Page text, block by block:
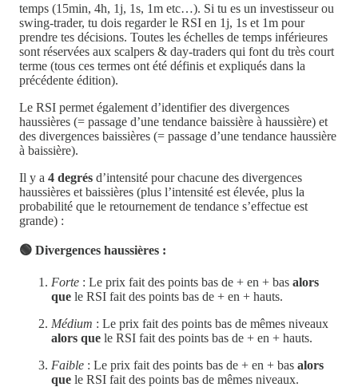
temps (15min, 4h, 1j, 1s, 1m etc…). Si tu es un investisseur ou
swing-trader, tu dois regarder le RSI en 1j, 1s et 1m pour
prendre tes décisions. Toutes les échelles de temps inférieures
sont réservées aux scalpers & day-traders qui font du très court
terme (tous ces termes ont été définis et expliqués dans la
précédente édition).
Le RSI permet également d’identifier des divergences
haussières (= passage d’une tendance baissière à haussière) et
des divergences baissières (= passage d’une tendance haussière
à baissière).
Il y a 4 degrés d’intensité pour chacune des divergences
haussières et baissières (plus l’intensité est élevée, plus la
probabilité que le retournement de tendance s’effectue est
grande) :
🟢 Divergences haussières :
Forte : Le prix fait des points bas de + en + bas alors
que le RSI fait des points bas de + en + hauts.
Médium : Le prix fait des points bas de mêmes niveaux
alors que le RSI fait des points bas de + en + hauts.
Faible : Le prix fait des points bas de + en + bas alors
que le RSI fait des points bas de mêmes niveaux.